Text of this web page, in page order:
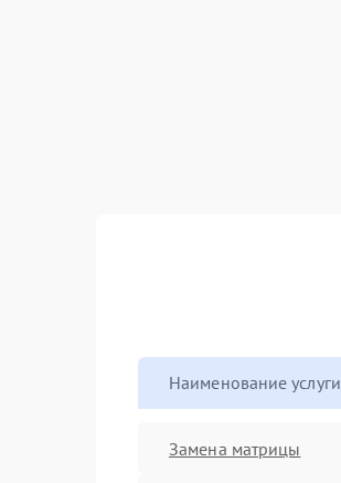
Наименование услуги
Замена матрицы